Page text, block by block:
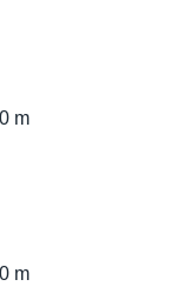
m
m